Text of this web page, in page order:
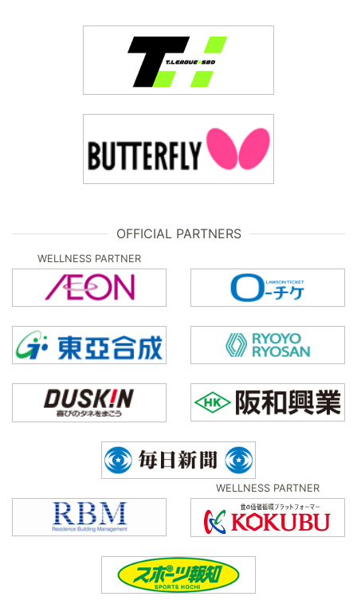
OFFICIAL PARTNERS
WELLNESS PARTNER
WELLNESS PARTNER